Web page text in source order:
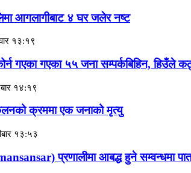
आगलागीबाट ४ घर जलेर नष्ट
१३:१९
गएका गएका ५५ जना सम्पर्कबिहिन, हिउँले
१४:१९
क्रममा एक जनाको मृत्यु
१३:५३
प्रणालीमा आबद्ध हुने सम्वन्धमा